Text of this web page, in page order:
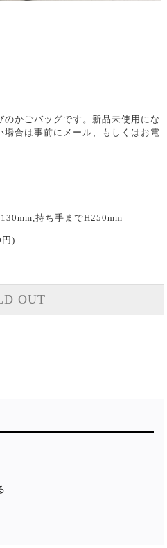
かごバッグです。新品未使用にな
場合は事前にメール、もしくはお電
持ち手までH250mm
)
OUT